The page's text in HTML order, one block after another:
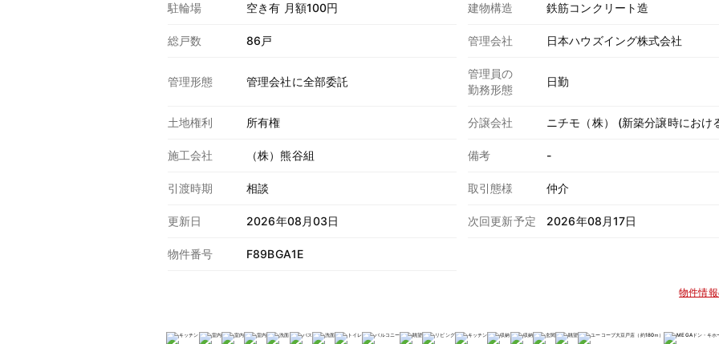
駐輪場 空き有 月額100円 建物構造 鉄筋コンクリート造
総戸数 86戸 管理会社 日本ハウズイング株式会社
管理形態 管理会社に全部委託
管理員の
勤務形態
日勤
土地権利 所有権 分譲会社 ニチモ（株） (新築分譲時におけ
施工会社 （株）熊谷組 備考 -
引渡時期 相談 取引態様 仲介
更新日 2026年08月03日 次回更新予定 2026年08月17日
物件番号 F89BGA1E
物件情